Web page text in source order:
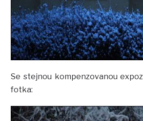
Se stejnou kompenzovanou
fotka: